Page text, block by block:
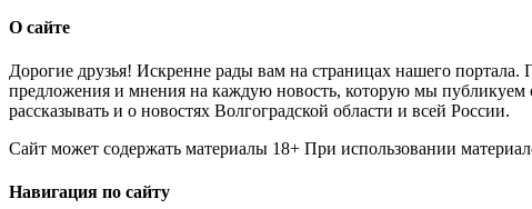
О сайте
Дорогие друзья! Искренне рады вам на страницах нашего
предложения и мнения на каждую новость, которую мы публикуем
рассказывать и о новостях Волгоградской области и всей России.
Сайт может содержать материалы 18+ При использовании
Навигация по сайту